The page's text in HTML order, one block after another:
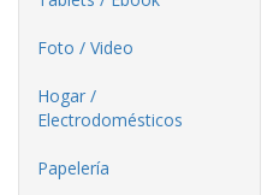
Foto / Video
Hogar /
Electrodomésticos
Papelería